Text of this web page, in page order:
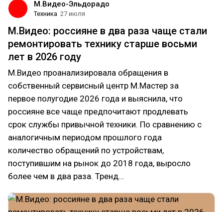
М.Видео-Эльдорадо
Техника 27 июля
М.Видео: россияне в два раза чаще стали
ремонтировать технику старше восьми
лет в 2026 году
М.Видео проанализировала обращения в
собственный сервисный центр М.Мастер за
первое полугодие 2026 года и выяснила, что
россияне все чаще предпочитают продлевать
срок службы привычной техники. По сравнению с
аналогичным периодом прошлого года
количество обращений по устройствам,
поступившим на рынок до 2018 года, выросло
более чем в два раза. Тренд…